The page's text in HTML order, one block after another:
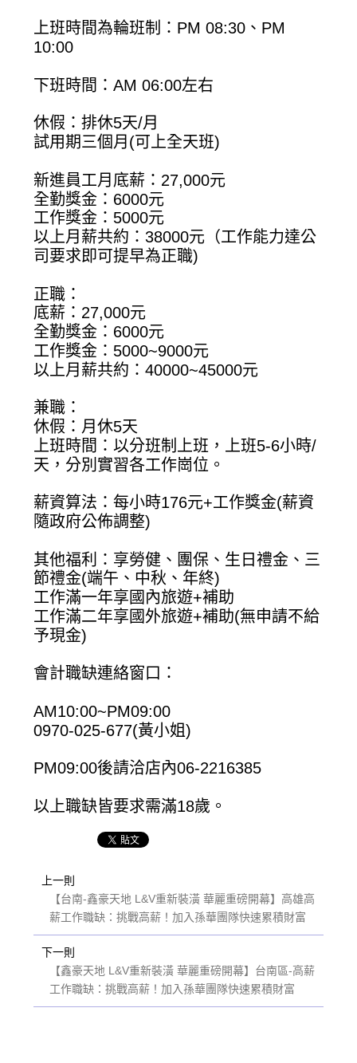
上班時間為輪班制：PM 08:30、PM
10:00
下班時間：AM 06:00左右
休假：排休5天/月
試用期三個月(可上全天班)
新進員工月底薪：27,000元
全勤獎金：6000元
工作獎金：5000元
以上月薪共約：38000元（工作能力達公
司要求即可提早為正職)
正職：
底薪：27,000元
全勤獎金：6000元
工作獎金：5000~9000元
以上月薪共約：40000~45000元
兼職：
休假：月休5天
上班時間：以分班制上班，上班5-6小時/
天，分別實習各工作崗位。
薪資算法：每小時176元+工作獎金(薪資
隨政府公佈調整)
其他福利：享勞健、團保、生日禮金、三
節禮金(端午、中秋、年終)
工作滿一年享國內旅遊+補助
工作滿二年享國外旅遊+補助(無申請不給
予現金)
會計職缺連絡窗口：
AM10:00~PM09:00
0970-025-677(黃小姐)
PM09:00後請洽店內06-2216385
以上職缺皆要求需滿18歲。
上一則
【台南-鑫豪天地 L&V重新裝潢 華麗重磅開幕】高雄高
薪工作職缺：挑戰高薪！加入孫華團隊快速累積財富
下一則
【鑫豪天地 L&V重新裝潢 華麗重磅開幕】台南區-高薪
工作職缺：挑戰高薪！加入孫華團隊快速累積財富